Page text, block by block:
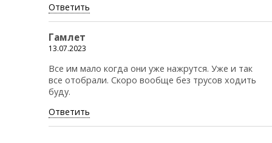
Ответить
Гамлет
13.07.2023
Все им мало когда они уже нажрутся. Уже и так
все отобрали. Скоро вообще без трусов ходить
буду.
Ответить